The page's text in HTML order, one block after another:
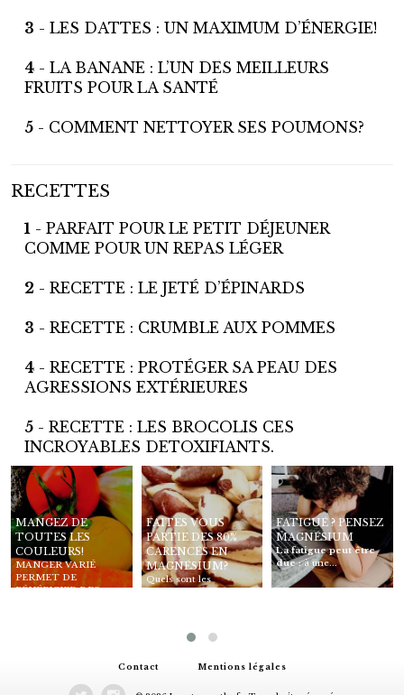
3 - LES DATTES : UN MAXIMUM D’ÉNERGIE!
4 - LA BANANE : L’UN DES MEILLEURS
FRUITS POUR LA SANTÉ
5 - COMMENT NETTOYER SES POUMONS?
RECETTES
1 - PARFAIT POUR LE PETIT DÉJEUNER
COMME POUR UN REPAS LÉGER
2 - RECETTE : LE JETÉ D’ÉPINARDS
3 - RECETTE : CRUMBLE AUX POMMES
4 - RECETTE : PROTÉGER SA PEAU DES
AGRESSIONS EXTÉRIEURES
5 - RECETTE : LES BROCOLIS CES
INCROYABLES DETOXIFIANTS.
MANGEZ DE
TOUTES LES
COULEURS!
MANGER VARIÉ
PERMET DE
BÉNÉFICIER DES
FAITES VOUS
PARTIE DES 80%
CARENCÉS EN
MAGNÉSIUM?
Quels sont les
signes d’une carence en
FATIGUÉ ? PENSEZ
MAGNÉSIUM
La fatigue peut être
due :à une...
Contact Mentions légales